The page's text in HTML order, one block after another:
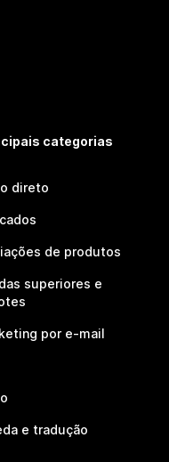
categorias
direto
de produtos
superiores e
por e-mail
e tradução